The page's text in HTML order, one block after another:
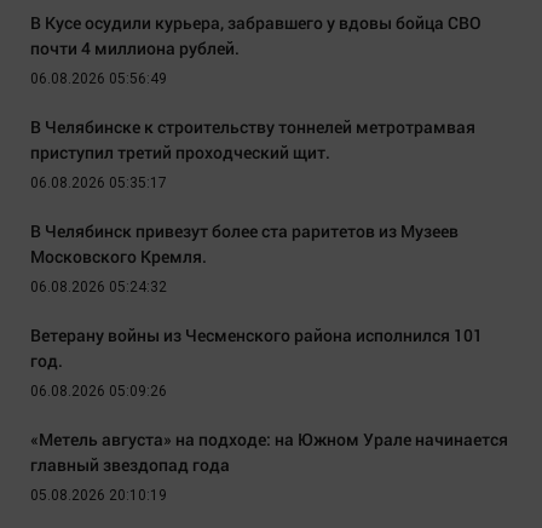
В Кусе осудили курьера, забравшего у вдовы бойца СВО
почти 4 миллиона рублей.
06.08.2026 05:56:49
В Челябинске к строительству тоннелей метротрамвая
приступил третий проходческий щит.
06.08.2026 05:35:17
В Челябинск привезут более ста раритетов из Музеев
Московского Кремля.
06.08.2026 05:24:32
Ветерану войны из Чесменского района исполнился 101
год.
06.08.2026 05:09:26
«Метель августа» на подходе: на Южном Урале начинается
главный звездопад года
05.08.2026 20:10:19